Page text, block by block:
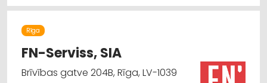
Rīga
FN-Serviss, SIA
Brīvības gatve 204B, Rīga, LV-1039